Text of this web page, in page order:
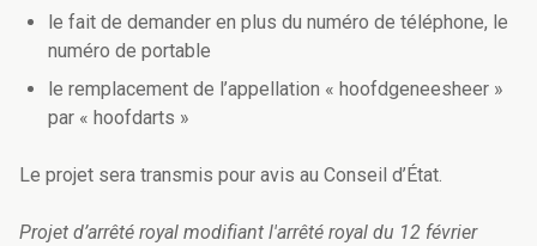
le fait de demander en plus du numéro de téléphone, le
numéro de portable
le remplacement de l’appellation « hoofdgeneesheer »
par « hoofdarts »
Le projet sera transmis pour avis au Conseil d’État.
Projet d’arrêté royal modifiant l'arrêté royal du 12 février